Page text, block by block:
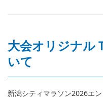
大会オリジナル
いて
新潟シティマラソン2026エ